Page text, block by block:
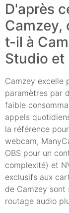
D'après
Camzey,
t-il à
Studio et
Camzey excelle
paramètres par
faible
appels
la référence
webcam,
OBS pour un
complexité) et
exclusifs aux
de Camzey
routage audio